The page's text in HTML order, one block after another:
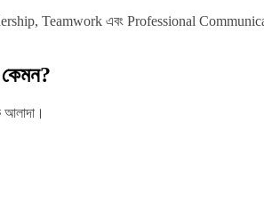
Teamwork এবং Professional